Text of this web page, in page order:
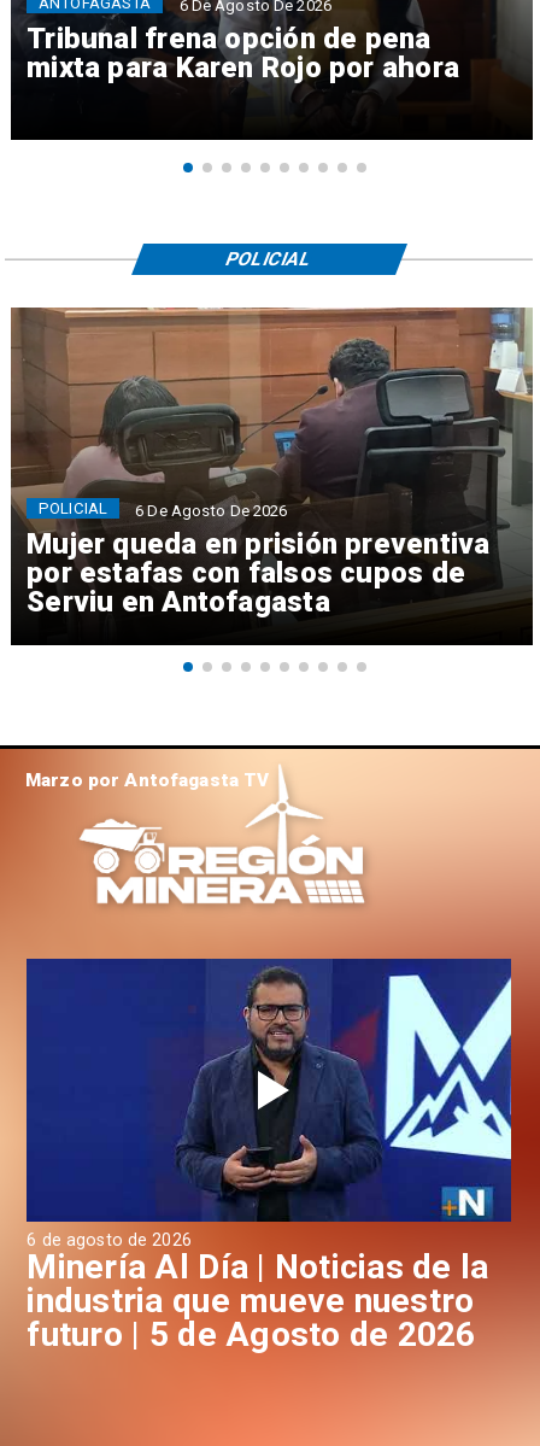
Tribunal frena opción de pena
mixta para Karen Rojo por ahora
6 De Agosto De 2026
Mujer queda en prisión preventiva
por estafas con falsos cupos de
Serviu en Antofagasta
POLICIAL 6 De Agosto De 2026
POLICIAL
6 de agosto de 2026
Minería Al Día | Noticias de la
industria que mueve nuestro
futuro | 5 de Agosto de 2026
Marzo por Antofagasta TV